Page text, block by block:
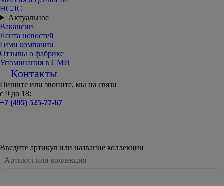
НСЛС
Актуальное
Вакансии
Лента новостей
Гимн компании
Отзывы о фабрике
Упоминания в СМИ
Контакты
Пишите или звоните, мы на связи
с 9 до 18:
+7 (495) 525-77-67
Введите артикул или название коллекции